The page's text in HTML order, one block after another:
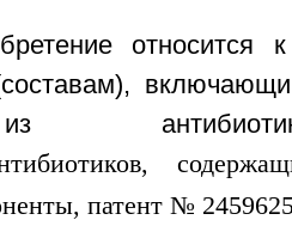
относится